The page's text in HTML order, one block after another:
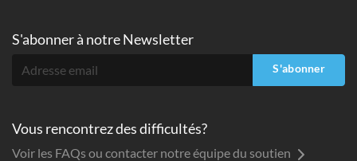
S'abonner à notre Newsletter
S'abonner
Vous rencontrez des difficultés?
Voir les FAQs ou contacter notre équipe du soutien